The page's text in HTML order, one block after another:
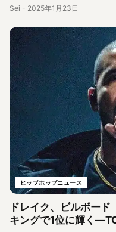
Sei - 2025年1月23日
ヒップホップニュース
ドレイク、ビルボー
キングで1位に輝く